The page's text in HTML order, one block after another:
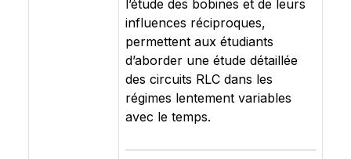
l’étude des bobines et de leurs
influences réciproques,
permettent aux étudiants
d’aborder une étude détaillée
des circuits RLC dans les
régimes lentement variables
avec le temps.